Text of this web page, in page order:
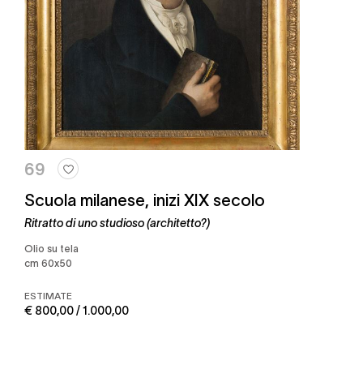
69
Scuola milanese, inizi XIX secolo
Ritratto di uno studioso (architetto?)
olio su tela
cm 60x50
ESTIMATE
€ 800,00 / 1.000,00